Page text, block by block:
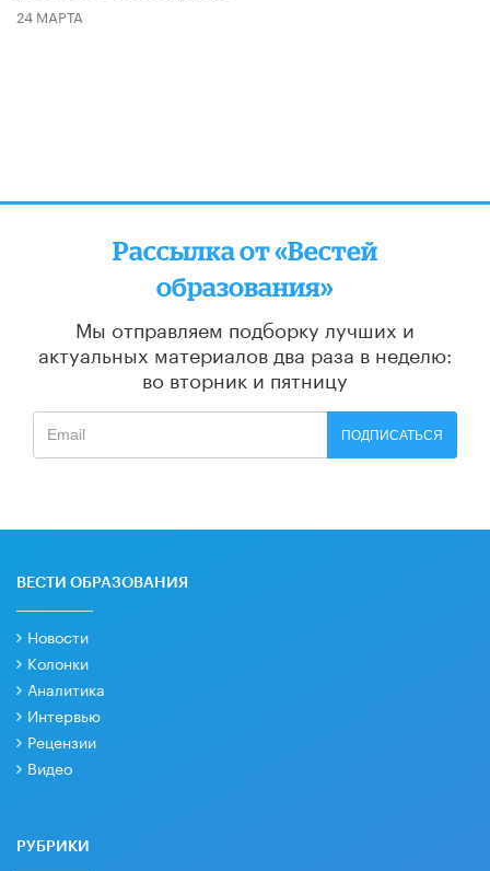
24 МАРТА
Рассылка от «Вестей
образования»
Мы отправляем подборку лучших и
актуальных материалов два раза в неделю:
во вторник и пятницу
ПОДПИСАТЬСЯ
ВЕСТИ ОБРАЗОВАНИЯ
Новости
Колонки
Аналитика
Интервью
Рецензии
Видео
РУБРИКИ